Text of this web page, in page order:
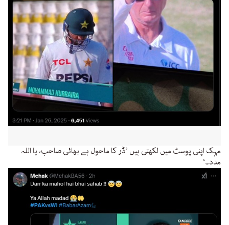
مہک اپنی پوسٹ میں لکھتی ہیں ’ڈر کا ماحول ہے بھائی صاحب، یا اللہ
مدد۔‘